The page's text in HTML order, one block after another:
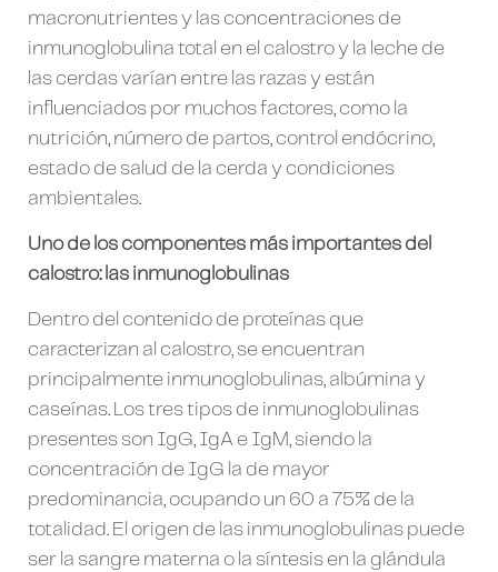
macronutrientes y las concentraciones de
inmunoglobulina total en el calostro y la leche de
las cerdas varían entre las razas y están
influenciados por muchos factores, como la
nutrición, número de partos, control endócrino,
estado de salud de la cerda y condiciones
ambientales.
Uno de los componentes más importantes del
calostro: las inmunoglobulinas
Dentro del contenido de proteínas que
caracterizan al calostro, se encuentran
principalmente inmunoglobulinas, albúmina y
caseínas. Los tres tipos de inmunoglobulinas
presentes son IgG, IgA e IgM, siendo la
concentración de IgG la de mayor
predominancia, ocupando un 60 a 75% de la
totalidad. El origen de las inmunoglobulinas puede
ser la sangre materna o la síntesis en la glándula